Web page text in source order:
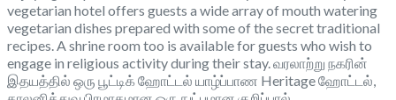
vegetarian hotel offers guests a wide array of mouth watering
vegetarian dishes prepared with some of the secret traditional
recipes. A shrine room too is available for guests who wish to
engage in religious activity during their stay. வரலாற்று நகரின்
இதயத்தில் ஒரு பூட்டிக் ஹோட்டல் யாழ்ப்பாண Heritage ஹோட்டல்,